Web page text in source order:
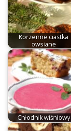
Korzenne ciastka
owsiane
Chłodnik wiśniowy